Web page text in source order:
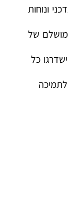
של
כל